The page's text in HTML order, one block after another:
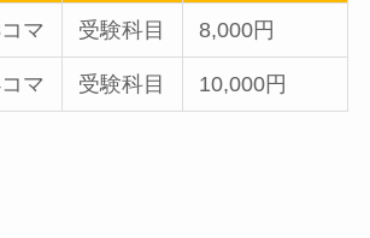
マ 受験科目 8,000円
マ 受験科目 10,000円